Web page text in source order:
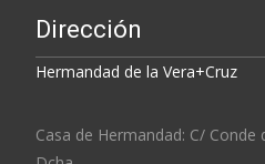
Dirección
Hermandad de la Vera+Cruz
Casa de Hermandad: C/ Conde